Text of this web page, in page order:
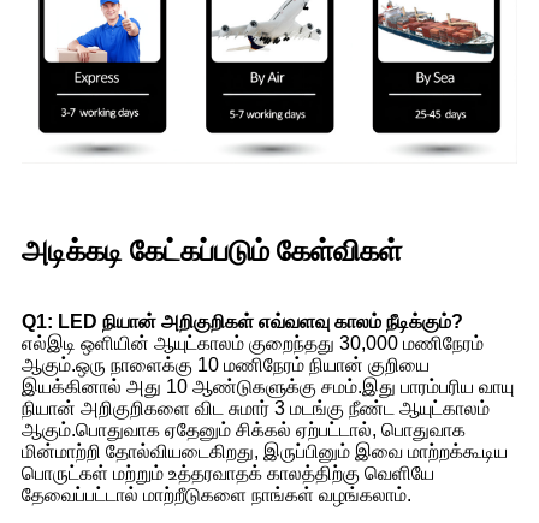
அடிக்கடி கேட்கப்படும் கேள்விகள்
Q1: LED நியான் அறிகுறிகள் எவ்வளவு காலம் நீடிக்கும்?
எல்இடி ஒளியின் ஆயுட்காலம் குறைந்தது 30,000 மணிநேரம்
ஆகும்.ஒரு நாளைக்கு 10 மணிநேரம் நியான் குறியை
இயக்கினால் அது 10 ஆண்டுகளுக்கு சமம்.இது பாரம்பரிய வாயு
நியான் அறிகுறிகளை விட சுமார் 3 மடங்கு நீண்ட ஆயுட்காலம்
ஆகும்.பொதுவாக ஏதேனும் சிக்கல் ஏற்பட்டால், பொதுவாக
மின்மாற்றி தோல்வியடைகிறது, இருப்பினும் இவை மாற்றக்கூடிய
பொருட்கள் மற்றும் உத்தரவாதக் காலத்திற்கு வெளியே
தேவைப்பட்டால் மாற்றீடுகளை நாங்கள் வழங்கலாம்.